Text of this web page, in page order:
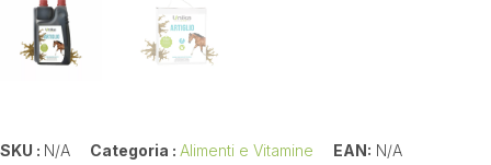
SKU : N/A Categoria : Alimenti e Vitamine EAN: N/A